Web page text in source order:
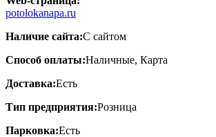
potolokanapa.ru
Наличие сайта:С сайтом
Способ оплаты:Наличные, Карта
Доставка:Есть
Тип предприятия:Розница
Парковка:Есть